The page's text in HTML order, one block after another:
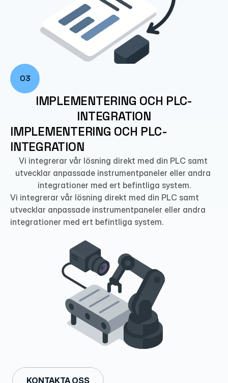
03
IMPLEMENTERING OCH PLC-
INTEGRATION
IMPLEMENTERING OCH PLC-
INTEGRATION
Vi integrerar vår lösning direkt med din PLC samt
utvecklar anpassade instrumentpaneler eller andra
integrationer med ert befintliga system.
Vi integrerar vår lösning direkt med din PLC samt
utvecklar anpassade instrumentpaneler eller andra
integrationer med ert befintliga system.
KONTAKTA OSS